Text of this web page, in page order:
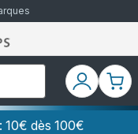
Accueil
Rowenta
Mon
compte
Mon
10€ dès 100€